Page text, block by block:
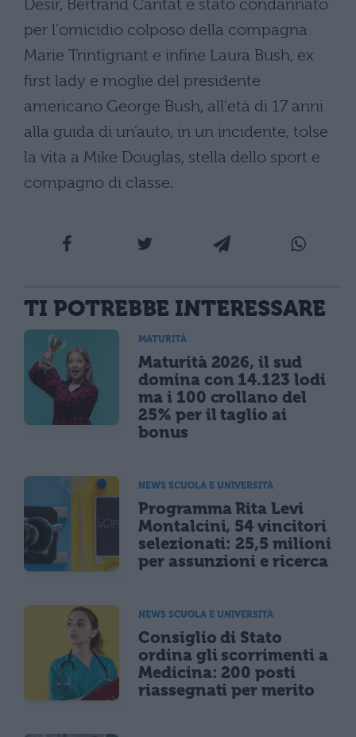
Desir, Bertrand Cantat è stato condannato
per l'omicidio colposo della compagna
Marie Trintignant e infine Laura Bush, ex
first lady e moglie del presidente
americano George Bush, all'età di 17 anni
alla guida di un'auto, in un incidente, tolse
la vita a Mike Douglas, stella dello sport e
compagno di classe.
TI POTREBBE INTERESSARE
MATURITÀ
Maturità 2026, il sud
domina con 14.123 lodi
ma i 100 crollano del
25% per il taglio ai
bonus
NEWS SCUOLA E UNIVERSITÀ
Programma Rita Levi
Montalcini, 54 vincitori
selezionati: 25,5 milioni
per assunzioni e ricerca
NEWS SCUOLA E UNIVERSITÀ
Consiglio di Stato
ordina gli scorrimenti a
Medicina: 200 posti
riassegnati per merito